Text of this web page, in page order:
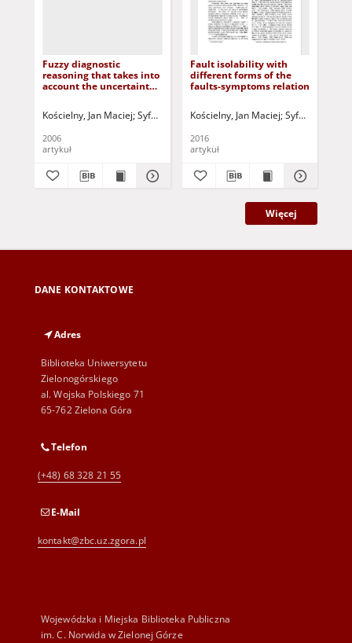
Fuzzy diagnostic
reasoning that takes into
account the uncertainty
Kościelny, Jan Maciej Syfert, Michał Korbicz, Józef (1951- ) - red.
2006
artykuł
Fault isolability with
different forms of the
faults-symptoms relation
Kościelny, Jan Maciej Syfert, Michał
2016
artykuł
Więcej
DANE KONTAKTOWE
Adres
Biblioteka Uniwersytetu
Zielonogórskiego
al. Wojska Polskiego 71
65-762 Zielona Góra
Telefon
(+48) 68 328 21 55
E-Mail
kontakt@zbc.uz.zgora.pl
Wojewódzka i Miejska Biblioteka Publiczna
im. C. Norwida w Zielonej Górze